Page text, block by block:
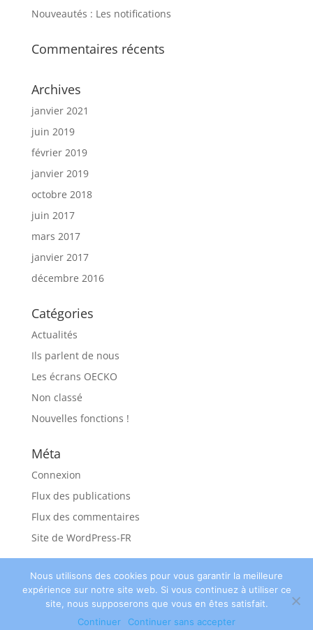
Nouveautés : Les notifications
Commentaires récents
Archives
janvier 2021
juin 2019
février 2019
janvier 2019
octobre 2018
juin 2017
mars 2017
janvier 2017
décembre 2016
Catégories
Actualités
Ils parlent de nous
Les écrans OECKO
Non classé
Nouvelles fonctions !
Méta
Connexion
Flux des publications
Flux des commentaires
Site de WordPress-FR
© Oecko 2018 ||Kabolt - Partenaire||Nos
mentions légales
Nous utilisons des cookies pour vous garantir la meilleure
expérience sur notre site web. Si vous continuez à utiliser ce
site, nous supposerons que vous en êtes satisfait.
Continuer
Continuer sans accepter